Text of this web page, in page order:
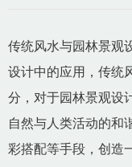
传统风水与园林景观
设计中的应用，传统
分，对于园林景观设
自然与人类活动的和
彩搭配等手段，创造